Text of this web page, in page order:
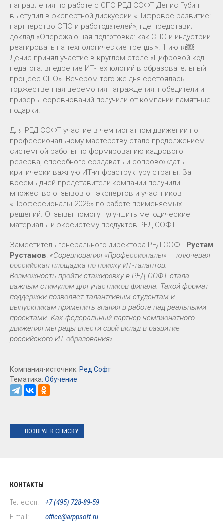
направления по работе с СПО РЕД СОФТ Денис Губин
выступил в экспертной дискуссии «Цифровое развитие:
партнерство СПО и работодателей», где представил
доклад «Опережающая подготовка: как СПО и индустрии
реагировать на технологические тренды». 1 июня￼
Денис принял участие в круглом столе «Цифровой код
педагога: внедрение ИТ-технологий в образовательный
процесс СПО». Вечером того же дня состоялась
торжественная церемония награждения: победители и
призеры соревнований получили от компании памятные
подарки.
Для РЕД СОФТ участие в чемпионатном движении по
профессиональному мастерству стало продолжением
системной работы по формированию кадрового
резерва, способного создавать и сопровождать
критически важную ИТ-инфраструктуру страны. За
восемь дней представители компании получили
множество отзывов от экспертов и участников
«Профессионалы-2026» по работе применяемых
решений. Отзывы помогут улучшить методические
материалы и экосистему продуктов РЕД СОФТ.
Заместитель генерального директора РЕД СОФТ Рустам
Рустамов: «Соревнования «Профессионалы» — ключевая
российская площадка по поиску ИТ-талантов.
Возможность пройти стажировку в РЕД СОФТ стала
важным стимулом для участников финала. Такой формат
поддержки позволяет талантливым студентам и
выпускникам применить знания в работе над реальными
проектами. Как федеральный партнер чемпионатного
движения мы рады внести свой вклад в развитие
российского ИТ-образования».
Компания-источник: Ред Софт
Тематика: Обучение
ВОЗВРАТ К СПИСКУ
КОНТАКТЫ
Телефон:
+7 (495) 728-89-59
E-mail:
office@arppsoft.ru